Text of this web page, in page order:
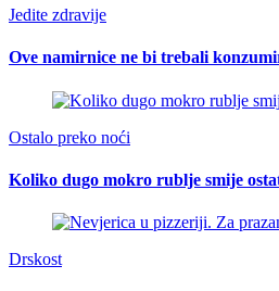
Jedite zdravije
Ove namirnice ne bi trebali
Ostalo preko noći
Koliko dugo mokro rublje smije
Drskost